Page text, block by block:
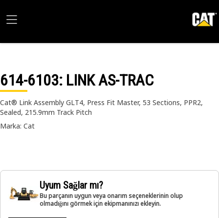
614-6103: LINK AS-TRAC
Cat® Link Assembly GLT4, Press Fit Master, 53 Sections, PPR2,
Sealed, 215.9mm Track Pitch
Marka: Cat
Uyum Sağlar mı?
Bu parçanın uygun veya onarım seçeneklerinin olup
olmadığını görmek için ekipmanınızı ekleyin.